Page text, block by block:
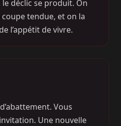
déclic se produit. On
tendue, et on la
l’appétit de vivre.
Vous
Une nouvelle